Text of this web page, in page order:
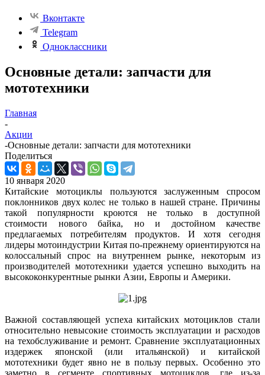
Вконтакте
Telegram
Одноклассники
Основные детали: запчасти для
мототехники
Главная
-
Акции
-Основные детали: запчасти для мототехники
Поделиться
10 января 2020
Китайские мотоциклы пользуются заслуженным спросом
поклонников двух колес не только в нашей стране. Причины
такой популярности кроются не только в доступной
стоимости нового байка, но и достойном качестве
предлагаемых потребителям продуктов. И хотя сегодня
лидеры мотоиндустрии Китая по-прежнему ориентируются на
колоссальный спрос на внутреннем рынке, некоторым из
производителей мототехники удается успешно выходить на
высококонкурентные рынки Азии, Европы и Америки.
Важной составляющей успеха китайских мотоциклов стали
относительно невысокие стоимость эксплуатации и расходов
на техобслуживание и ремонт. Сравнение эксплуатационных
издержек японской (или итальянской) и китайской
мототехники будет явно не в пользу первых. Особенно это
заметно в сегменте спортивных мотоциклов, где из-за